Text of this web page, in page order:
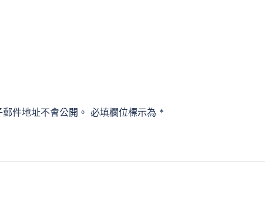
件地址不會公開。 必填欄位標示為 *